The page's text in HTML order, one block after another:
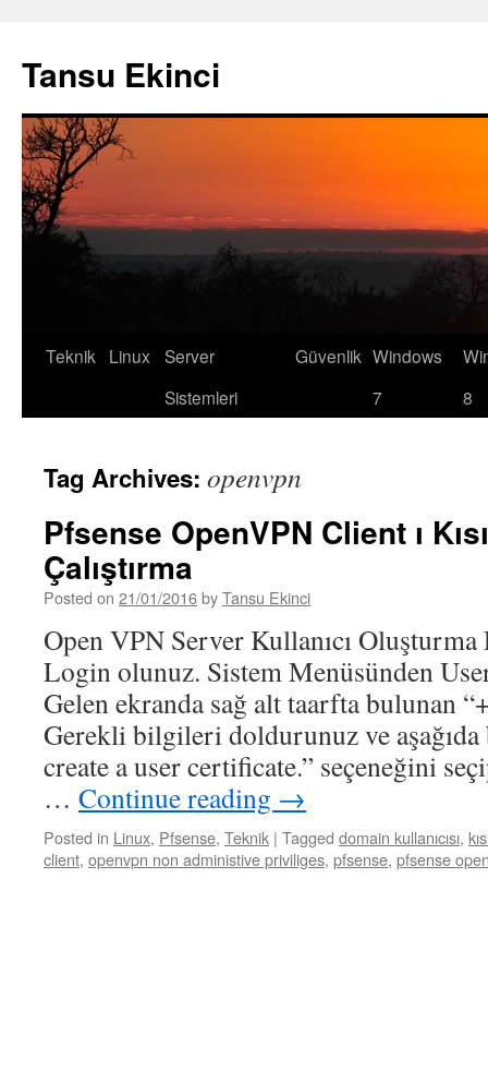
Tansu Ekinci
Skip
Teknik Linux
Server
Sistemleri
Güvenlik Windows
7
8
Tag Archives: openvpn
Pfsense OpenVPN Client ı
Çalıştırma
Posted on 21/01/2016byTansu Ekinci
Open VPN Server Kullanıcı Oluşturma
Login olunuz. Sistem Menüsünden
Gelen ekranda sağ alt taarfta bulunan
Gerekli bilgileri doldurunuz ve
create a user certificate.” seçeneğini
… Continue reading →
Posted in Linux, Pfsense, Teknik | Tagged domain kullanıcısı,
client, openvpn non administive priviliges, pfsense, pfsense